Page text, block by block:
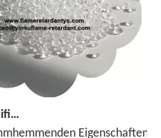
Eigenschaften